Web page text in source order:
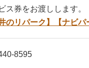
ス券をお渡しします。
のリパーク】
【ナビパ
8595